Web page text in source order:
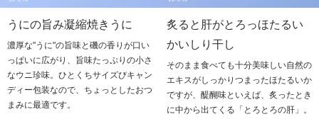
うにの旨み凝縮焼きうに
濃厚な"うに"の旨味と磯の香りが口い
っぱいに広がり、旨味たっぷりの小さ
なウニ珍味。ひとくちサイズびキャン
ディー包装なので、ちょっとしたおつ
まみに最適です。
炙ると肝がとろっほたるい
かいしり干し
そのまま食べても十分美味しい自然の
エキスがしっかりつまったほたるいか
ですが、醍醐味といえば、炙ったとき
に中から出てくる「とろとろの肝」。